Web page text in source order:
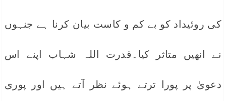
کی روئیداد کو بے کم و کاست بیان کرنا ہے جنہوں
نے انھیں متاثر کیا۔قدرت اللہ شہاب اپنے اس
دعویٰ پر پورا ترتے ہوئے نظر آتے ہیں اور پوری